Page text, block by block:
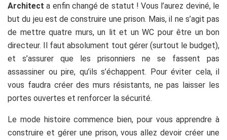
Architect a enfin changé de statut ! Vous l’aurez deviné, le
but du jeu est de construire une prison. Mais, il ne s’agit pas
de mettre quatre murs, un lit et un WC pour être un bon
directeur. Il faut absolument tout gérer (surtout le budget),
et s’assurer que les prisonniers ne se fassent pas
assassiner ou pire, qu’ils s’échappent. Pour éviter cela, il
vous faudra créer des murs résistants, ne pas laisser les
portes ouvertes et renforcer la sécurité.
Le mode histoire commence bien, pour vous apprendre à
construire et gérer une prison, vous allez devoir créer une